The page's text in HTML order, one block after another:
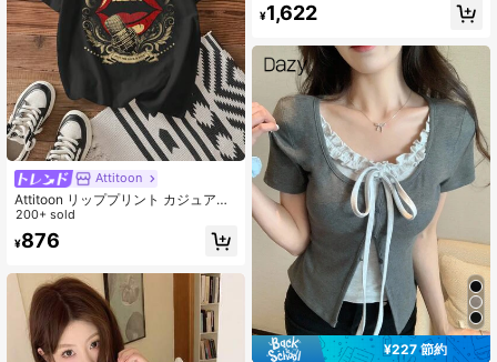
Attitoon
Attitoon リッププリント カジュアル
ルーズクルーネック 半袖 レディース
Tシャツ、夏に最適、コットンブレン
ド
200+ sold
¥876
¥1,622
¥227 節約